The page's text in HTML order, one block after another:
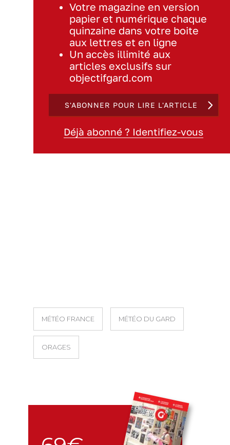
Votre magazine en version
papier et numérique chaque
quinzaine dans votre boite
aux lettres et en ligne
Un accès illimité aux
articles exclusifs sur
objectifgard.com
S'ABONNER POUR LIRE L'ARTICLE
Déjà abonné ? Identifiez-vous
MÉTÉO FRANCE MÉTÉO DU GARD
ORAGES